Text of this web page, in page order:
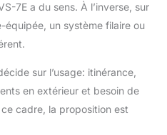
7E a du sens. À l’inverse, sur
équipée, un système filaire ou
sur l’usage: itinérance,
en extérieur et besoin de
cadre, la proposition est